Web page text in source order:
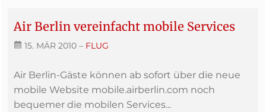
Air Berlin vereinfacht mobile Services
15. MÄR 2010 – FLUG
Air Berlin-Gäste können ab sofort über die neue
mobile Website mobile.airberlin.com noch
bequemer die mobilen Services...